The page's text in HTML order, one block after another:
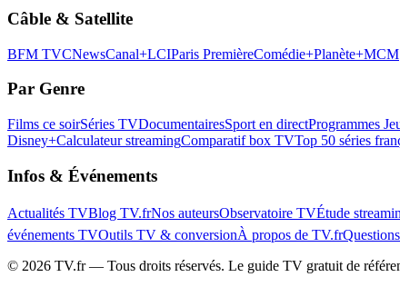
Câble & Satellite
BFM TVCNewsCanal+LCIParis PremièreComédie+Planète+MCM
Par Genre
Films ce soirSéries TVDocumentairesSport en directProgrammes
Disney+Calculateur streamingComparatif box TVTop 50 séries
Infos & Événements
Actualités TVBlog TV.frNos auteursObservatoire TVÉtude
événements TVOutils TV & conversionÀ propos de TV.fr
© 2026 TV.fr — Tous droits réservés. Le guide TV gratuit de